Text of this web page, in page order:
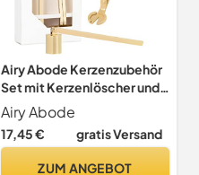
Airy Abode Kerzenzubehör
Set mit Kerzenlöscher und
Dochtschneider - Gold
Airy Abode
17,45 € gratis Versand
ZUM ANGEBOT